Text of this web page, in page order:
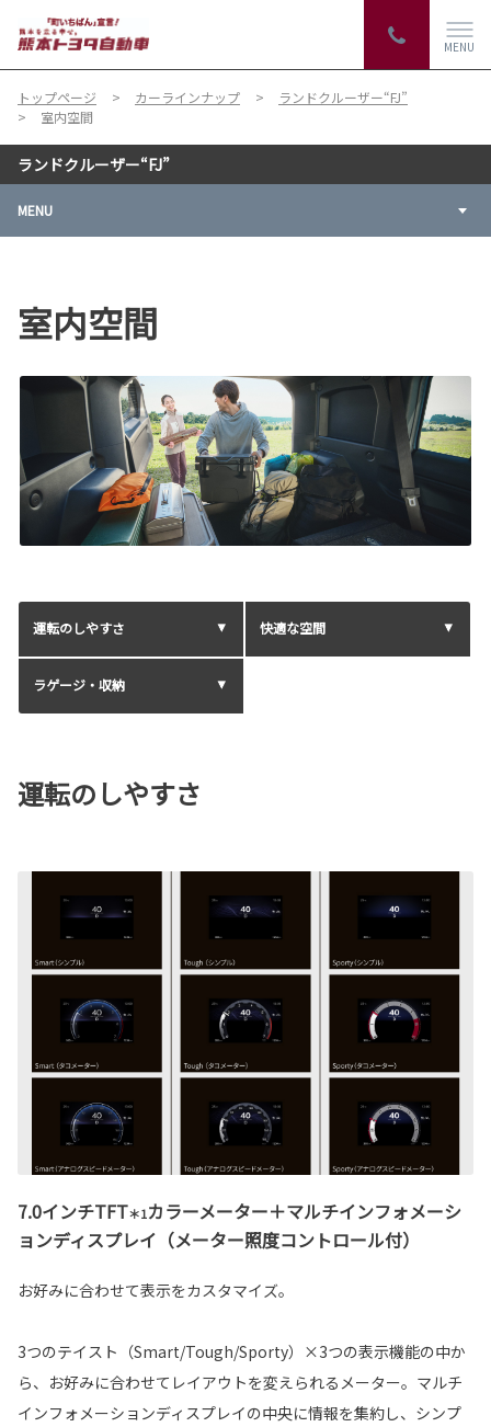
MENU
トップページ カーラインナップ
ランドクルーザー“FJ”
室内空間
ランドクルーザー“FJ”
MENU
室内空間
運転のしやすさ 快適な空間
ラゲージ・収納
運転のしやすさ
7.0インチTFT＊1カラーメーター＋マルチインフォメーシ
ョンディスプレイ（メーター照度コントロール付）
お好みに合わせて表示をカスタマイズ。
3つのテイスト（Smart/Tough/Sporty）×3つの表示機能の中か
ら、お好みに合わせてレイアウトを変えられるメーター。マルチ
インフォメーションディスプレイの中央に情報を集約し、シンプ